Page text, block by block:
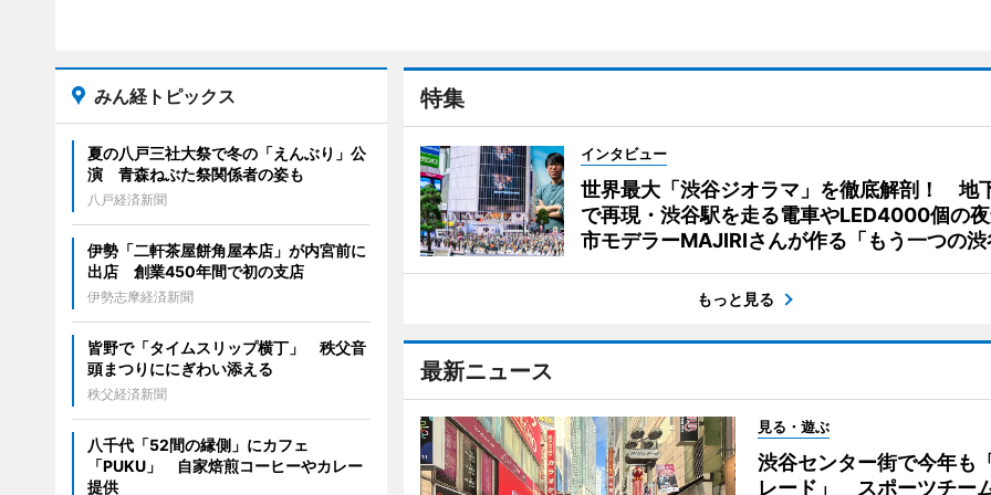
特集
インタビュー
世界最大「渋谷ジオラマ」を徹底解剖！ 地
で再現・渋谷駅を走る電車やLED4000個の
市モデラーMAJIRIさんが作る「もう一つの渋
もっと見る
最新ニュース
見る・遊ぶ
渋谷センター街で今年も
レード」 スポーツチー
みん経トピックス
夏の八戸三社大祭で冬の「えんぶり」公
演 青森ねぶた祭関係者の姿も
八戸経済新聞
伊勢「二軒茶屋餅角屋本店」が内宮前に
出店 創業450年間で初の支店
伊勢志摩経済新聞
皆野で「タイムスリップ横丁」 秩父音
頭まつりににぎわい添える
秩父経済新聞
八千代「52間の縁側」にカフェ
「PUKU」 自家焙煎コーヒーやカレー
提供